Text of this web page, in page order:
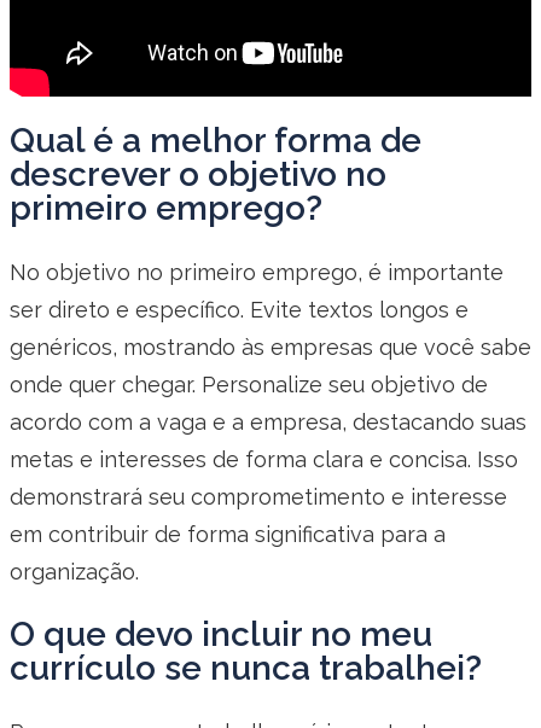
Qual é a melhor forma de
descrever o objetivo no
primeiro emprego?
No objetivo no primeiro emprego, é importante
ser direto e específico. Evite textos longos e
genéricos, mostrando às empresas que você sabe
onde quer chegar. Personalize seu objetivo de
acordo com a vaga e a empresa, destacando suas
metas e interesses de forma clara e concisa. Isso
demonstrará seu comprometimento e interesse
em contribuir de forma significativa para a
organização.
O que devo incluir no meu
currículo se nunca trabalhei?